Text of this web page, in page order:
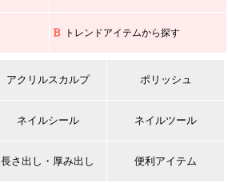
トレンドアイテムから探す
アクリルスカルプ ポリッシュ
ネイルシール ネイルツール
長さ出し・厚み出し 便利アイテム